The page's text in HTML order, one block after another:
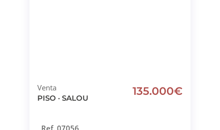
Venta
PISO · SALOU
135.000€